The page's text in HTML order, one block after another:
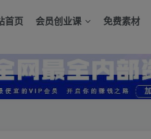
首页 会员创业课 免费素材